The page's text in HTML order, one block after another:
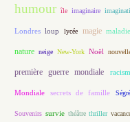
humour île imaginaire
Londres loup lycée magie maladie
nature neige New-York Noël
première guerre mondiale
Mondiale secrets de famille
Souvenirs survie théâtre thriller